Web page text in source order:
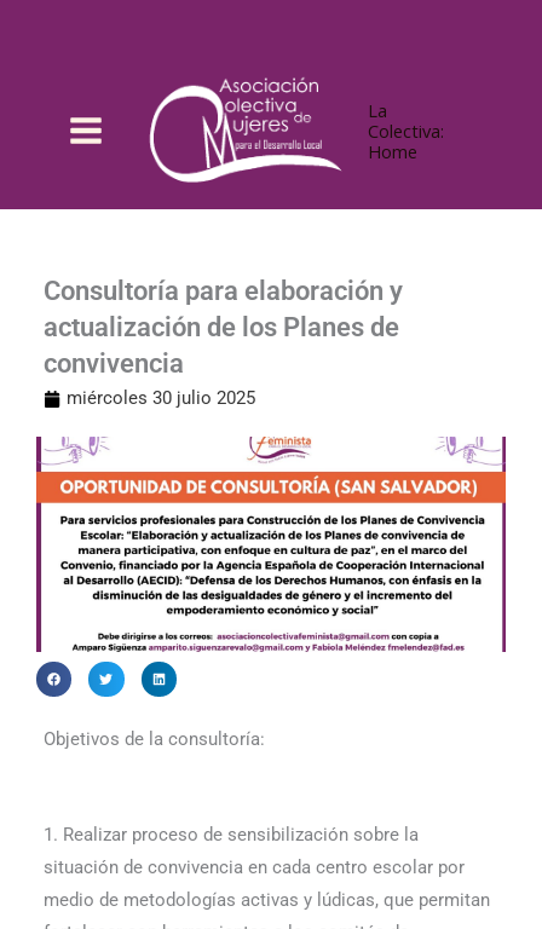
La
Colectiva:
Home
Consultoría para elaboración y
actualización de los Planes de
convivencia
miércoles 30 julio 2025
Objetivos de la consultoría:
1. Realizar proceso de sensibilización sobre la
situación de convivencia en cada centro escolar por
medio de metodologías activas y lúdicas, que permitan